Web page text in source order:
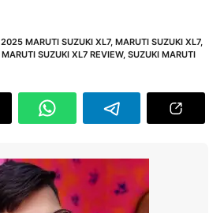
2025 MARUTI SUZUKI XL7, MARUTI SUZUKI XL7,
MARUTI SUZUKI XL7 REVIEW, SUZUKI MARUTI